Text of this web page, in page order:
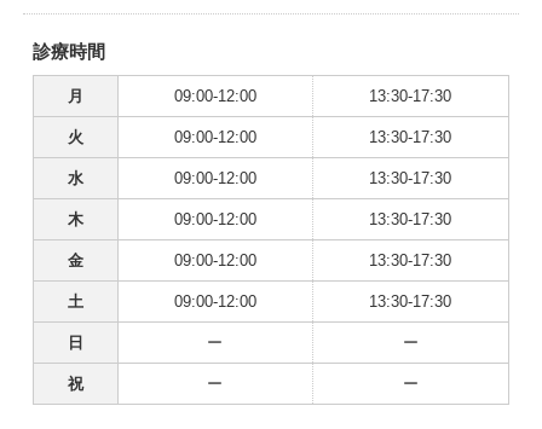
診療時間
月 09:00-12:00 13:30-17:30
火 09:00-12:00 13:30-17:30
水 09:00-12:00 13:30-17:30
木 09:00-12:00 13:30-17:30
金 09:00-12:00 13:30-17:30
土 09:00-12:00 13:30-17:30
日 ー ー
祝 ー ー